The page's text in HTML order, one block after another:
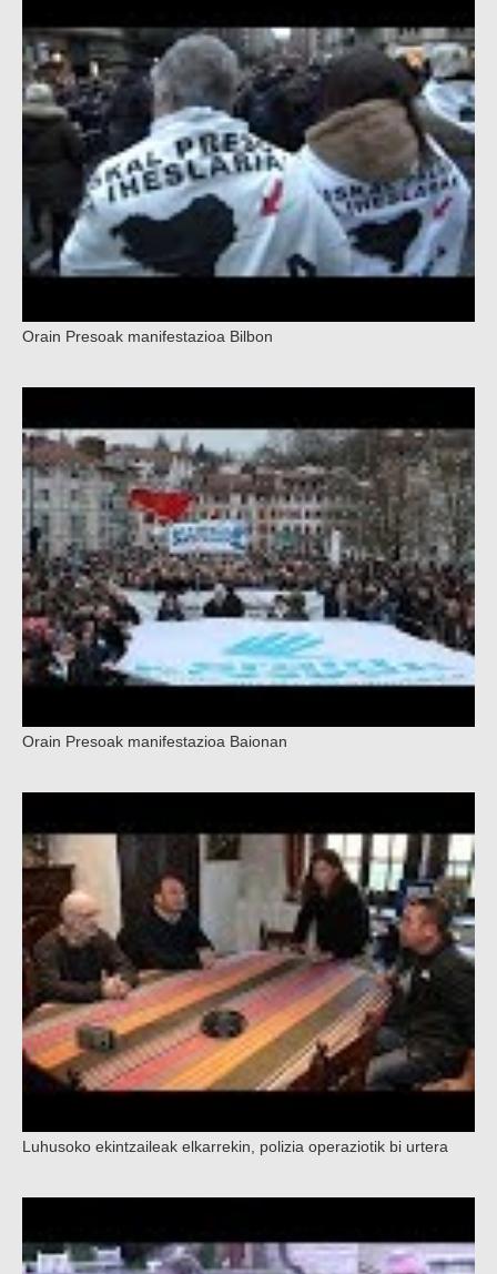
Orain Presoak manifestazioa Bilbon
Orain Presoak manifestazioa Baionan
Luhusoko ekintzaileak elkarrekin, polizia operaziotik bi urtera